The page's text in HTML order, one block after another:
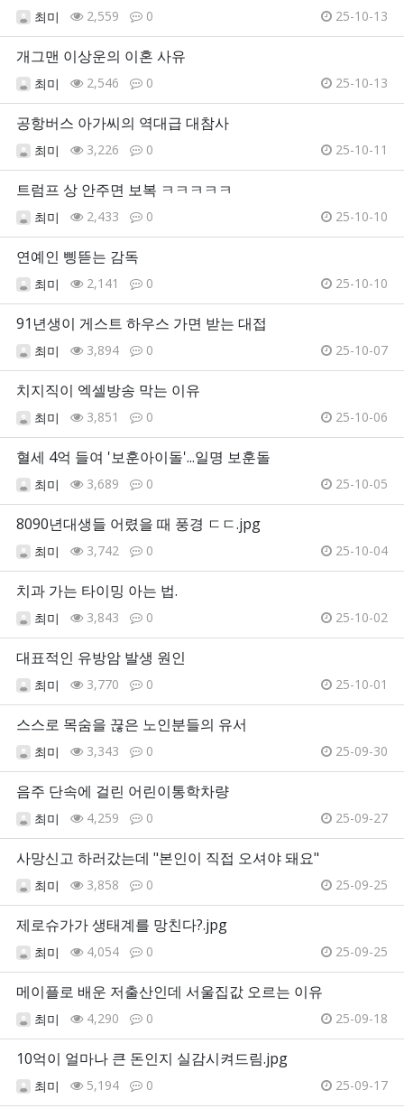
최미 2,559 0 25-10-13
개그맨 이상운의 이혼 사유
최미 2,546 0 25-10-13
공항버스 아가씨의 역대급 대참사
최미 3,226 0 25-10-11
트럼프 상 안주면 보복 ㅋㅋㅋㅋㅋ
최미 2,433 0 25-10-10
연예인 삥뜯는 감독
최미 2,141 0 25-10-10
91년생이 게스트 하우스 가면 받는 대접
최미 3,894 0 25-10-07
치지직이 엑셀방송 막는 이유
최미 3,851 0 25-10-06
혈세 4억 들여 '보훈아이돌'...일명 보훈돌
최미 3,689 0 25-10-05
8090년대생들 어렸을 때 풍경 ㄷㄷ.jpg
최미 3,742 0 25-10-04
치과 가는 타이밍 아는 법.
최미 3,843 0 25-10-02
대표적인 유방암 발생 원인
최미 3,770 0 25-10-01
스스로 목숨을 끊은 노인분들의 유서
최미 3,343 0 25-09-30
음주 단속에 걸린 어린이통학차량
최미 4,259 0 25-09-27
사망신고 하러갔는데 "본인이 직접 오셔야 돼요"
최미 3,858 0 25-09-25
제로슈가가 생태계를 망친다?.jpg
최미 4,054 0 25-09-25
메이플로 배운 저출산인데 서울집값 오르는 이유
최미 4,290 0 25-09-18
10억이 얼마나 큰 돈인지 실감시켜드림.jpg
최미 5,194 0 25-09-17